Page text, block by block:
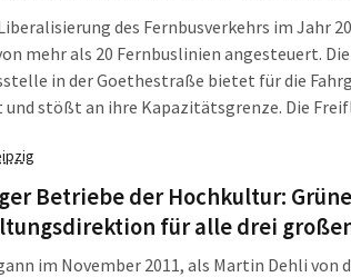
des Fernbusverkehrs im Jahr
mehr als 20 Fernbuslinien angesteuert.
in der Goethestraße bietet für die
stößt an ihre Kapazitätsgrenze. Die
zur Verfügung. Ein Standort am Stadtrand
und Busunternehmen abgelehnt.
Betriebe der Hochkultur:
für alle drei
im November 2011, als Martin Dehli von